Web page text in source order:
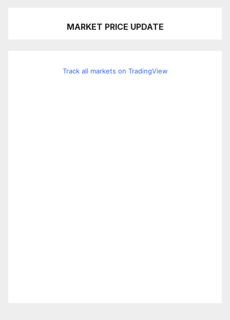
MARKET PRICE UPDATE
Track all markets on TradingView